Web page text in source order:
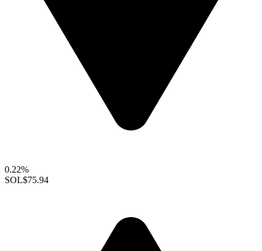
0.22%
SOL$75.94